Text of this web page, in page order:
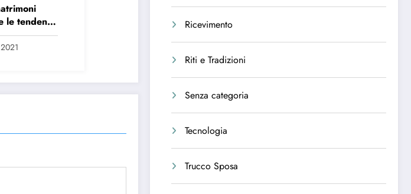
le tendenze
Ricevimento
Riti e Tradizioni
Senza categoria
Tecnologia
Trucco Sposa